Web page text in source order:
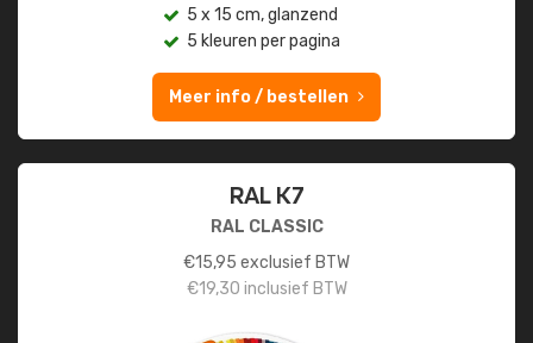
5 x 15 cm, glanzend
5 kleuren per pagina
Meer info / bestellen
RAL K7
RAL CLASSIC
€15,95 exclusief BTW
€19,30 inclusief BTW